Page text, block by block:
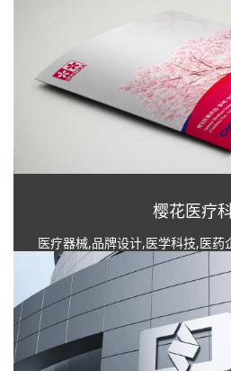
樱花医疗
医疗器械,品牌设计,医学科技,医药